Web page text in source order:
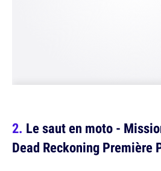
Le saut en moto -
Dead Reckoning Première